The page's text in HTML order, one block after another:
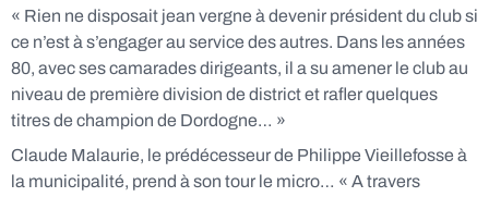
« Rien ne disposait jean vergne à devenir président du club si
ce n’est à s’engager au service des autres. Dans les années
80, avec ses camarades dirigeants, il a su amener le club au
niveau de première division de district et rafler quelques
titres de champion de Dordogne… »
Claude Malaurie, le prédécesseur de Philippe Vieillefosse à
la municipalité, prend à son tour le micro… « A travers